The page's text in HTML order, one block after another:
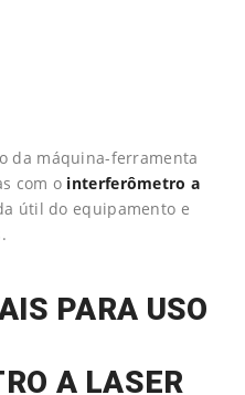
da máquina-ferramenta
com o interferômetro a
útil do equipamento e
PARA USO
A LASER